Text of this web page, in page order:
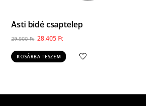
Asti bidé csaptelep
29.900Ft Original
price
was:
28.405 FtCurrent
price
is:
KOSÁRBA TESZEM